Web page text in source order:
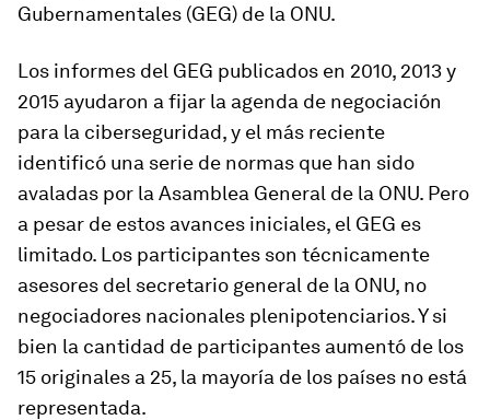
Gubernamentales (GEG) de la ONU.
Los informes del GEG publicados en 2010, 2013 y
2015 ayudaron a fijar la agenda de negociación
para la ciberseguridad, y el más reciente
identificó una serie de normas que han sido
avaladas por la Asamblea General de la ONU. Pero
a pesar de estos avances iniciales, el GEG es
limitado. Los participantes son técnicamente
asesores del secretario general de la ONU, no
negociadores nacionales plenipotenciarios. Y si
bien la cantidad de participantes aumentó de los
15 originales a 25, la mayoría de los países no está
representada.